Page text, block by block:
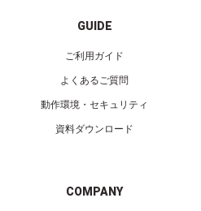
GUIDE
ご利用ガイド
よくあるご質問
動作環境・セキュリティ
資料ダウンロード
COMPANY